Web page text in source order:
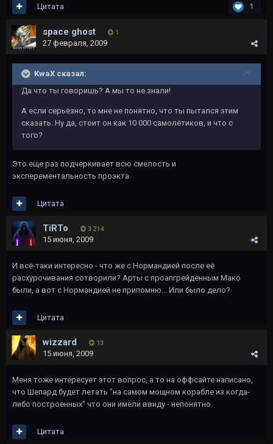
1
Цитата
space ghost 1
27 февраля, 2009
KwaX сказал:
Да что ты говоришь? А мы то не знали!
А если серьёзно, то мне не понятно, что ты пытался этим
сказать. Ну да, стоит он как 10 000 самолётиков, и что с
того?
Это еще раз подчеркивает всю смелость и
эксперементальность проэкта.
Цитата
TiRTo 3 214
15 июня, 2009
И всё-таки интересно - что же с Нормандией после её
расхурочивания сотворили? Арты с проапгрейденным Мако
были, а вот с Нормандией не припомню... Или было дело?
Цитата
wizzard 13
15 июня, 2009
Меня тоже интересует этот вопрос, а то на оффсайте написано,
что Шепард будет летать "на самом мощном корабле из когда-
либо построенных" что они имели ввиду - непонятно.
Цитата